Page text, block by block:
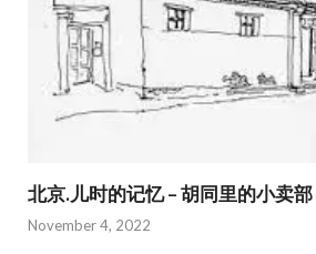
北京.儿时的记忆 – 胡同里的小卖部
November 4, 2022